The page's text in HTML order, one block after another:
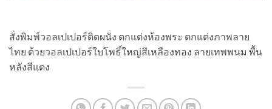
สั่งพิมพ์วอลเปเปอร์ติดผนัง ตกแต่งห้องพระ ตกแต่งภาพลาย
ไทย ด้วยวอลเปเปอร์ใบโพธิ์ใหญ่สีเหลืองทอง ลายเทพพนม พื้น
หลังสีแดง